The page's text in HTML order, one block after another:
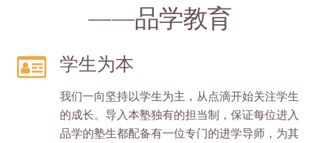
——品学教育
学生为本
我们一向坚持以学生为主，从点滴开始关注学生
的成长。导入本塾独有的担当制，保证每位进入
品学的塾生都配备有一位专门的进学导师，为其